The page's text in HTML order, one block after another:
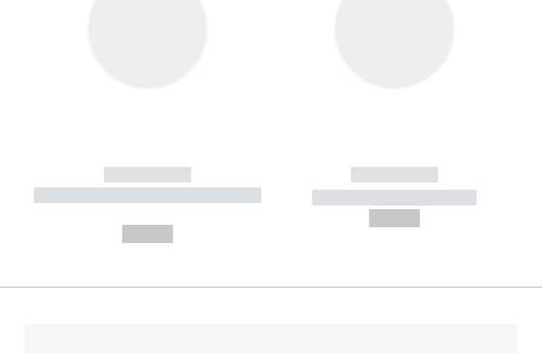
------------
----------- ----------- --------
------------
----------- -----------